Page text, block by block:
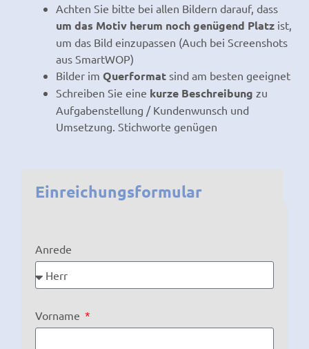
Achten Sie bitte bei allen Bildern darauf, dass
um das Motiv herum noch genügend Platz ist,
um das Bild einzupassen (Auch bei Screenshots
aus SmartWOP)
Bilder imQuerformat sind am besten geeignet
Schreiben Sie eine kurze Beschreibung zu
Aufgabenstellung / Kundenwunsch und
Umsetzung. Stichworte genügen
Einreichungsformular
Anrede
Vorname